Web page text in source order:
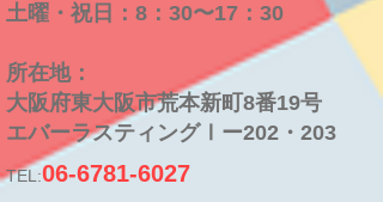
​土曜・祝日：8：30〜17：30
​所在地：
大阪府東大阪市荒本新町8番19号
​エバーラスティングⅠー202・203
TEL:06-6781-6027